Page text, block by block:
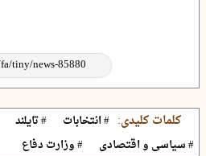
کلمات کلیدی: # انتخابات # تایلند
# سیاسی و اقتصادی
# وزارت دفاع